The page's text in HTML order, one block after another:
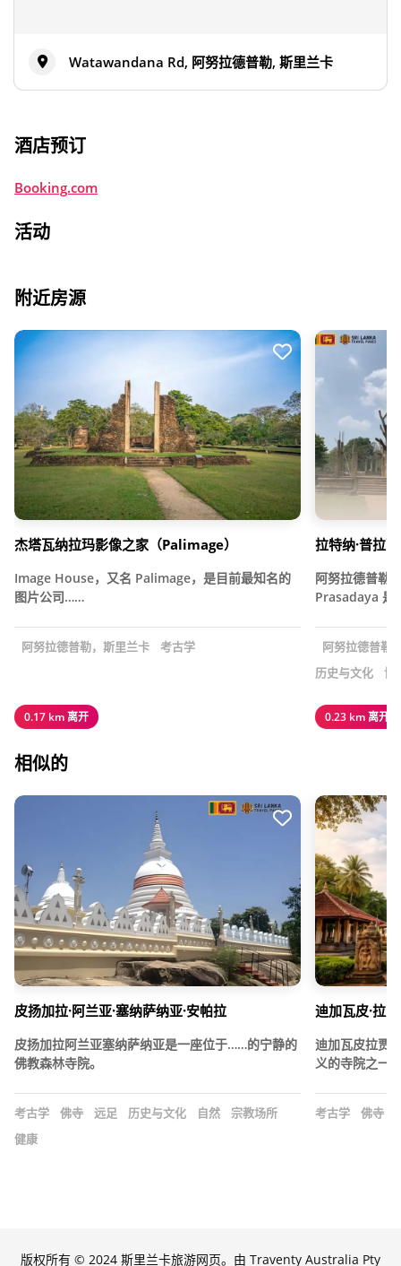
Watawandana Rd, 阿努拉德普勒, 斯里兰卡
酒店预订
Booking.com
活动
附近房源
杰塔瓦纳拉玛影像之家（Palimage）
Image House，又名 Palimage，是目前最知名的
图片公司……
阿努拉德普勒，斯里兰卡 考古学
0.17 km 离开
拉特纳·普拉
阿努拉德普勒
Prasadaya 是
阿努拉德普勒
历史与文化
博
0.23 km 离开
相似的
皮扬加拉·阿兰亚·塞纳萨纳亚·安帕拉
皮扬加拉阿兰亚塞纳萨纳亚是一座位于……的宁静的
佛教森林寺院。
考古学 佛寺 远足 历史与文化 自然
宗教场所
健康
迪加瓦皮·拉
迪加瓦皮拉贾
义的寺院之一
考古学 佛寺
版权所有 © 2024 斯里兰卡旅游网页。由 Traventy Australia Pty